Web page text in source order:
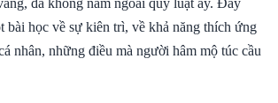
đã không nằm ngoài quy luật ấy. Đây
bài học về sự kiên trì, về khả năng thích ứng
nhân, những điều mà người hâm mộ túc cầu